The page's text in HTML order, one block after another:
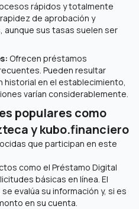
rápidos y totalmente
de aprobación y
sus tasas suelen ser
Ofrecen préstamos
Pueden resultar
historial en el establecimiento,
varían considerablemente.
populares como
y kubo.financiero
que participan en este
como el Préstamo Digital
básicas en línea. El
evalúa su información y, si es
en su cuenta.